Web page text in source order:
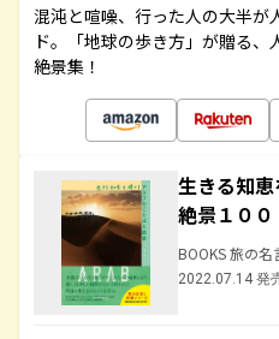
混沌と喧噪、行った人の大半が
ド。「地球の歩き方」が贈る
絶景集！
生きる知
絶景１００
BOOKS 旅の名
2022.07.14 発